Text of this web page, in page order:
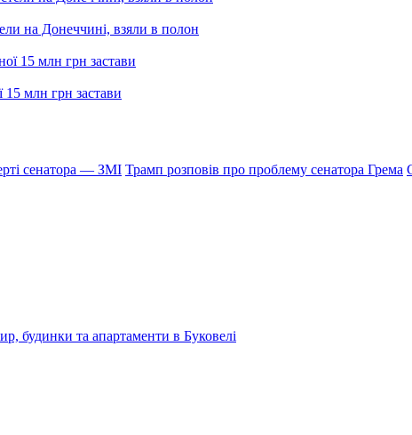
на Донеччині, взяли в полон
млн грн застави
сенатора — ЗМІ Трамп розповів про проблему сенатора Грема
будинки та апартаменти в Буковелі